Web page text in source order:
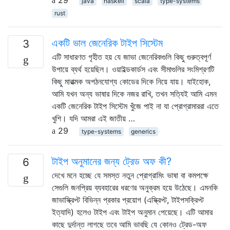
rust
3 একটি ভাল জেনেরিক টাইপ সিস্টেম
এটি সাধারণত গৃহীত হয় যে জাভা জেনেরিকগুলি কিছু গুরুত্বপূর্ণ
উপায়ে ব্যর্থ হয়েছিল। ওয়াইল্ডকার্ডস এবং সীমাগুলির সংমিশ্রণটি
কিছু মারাত্মক অপঠনযোগ্য কোডের দিকে নিয়ে যায়। যাইহোক,
আমি যখন অন্য ভাষার দিকে নজর রাখি, তখন সত্যিই আমি এমন
একটি জেনেরিক টাইপ সিস্টেম খুঁজে পাই না যা প্রোগ্রামাররা এতে
খুশি। যদি আমরা এই জাতীয় …
29
type-systems generics
6 টাইপ অনুমানের জন্য ট্রেড অফ কী?
দেখে মনে হচ্ছে যে সমস্ত নতুন প্রোগ্রামিং ভাষা বা কমপক্ষে
সেগুলি জনপ্রিয় ব্যবহারের ধরণের অনুক্রম হয়ে উঠেছে। এমনকি
জাভাস্ক্রিপ্ট বিভিন্ন প্রকার প্রয়োগ (এস্ক্রিপ্ট, টাইপসক্রিপ্ট
ইত্যাদি) হলেও টাইপ এবং টাইপ অনুমান পেয়েছে। এটি আমার
কাছে দুর্দান্ত লাগছে তবে আমি ভাবছি যে কোনও ট্রেড-অফ